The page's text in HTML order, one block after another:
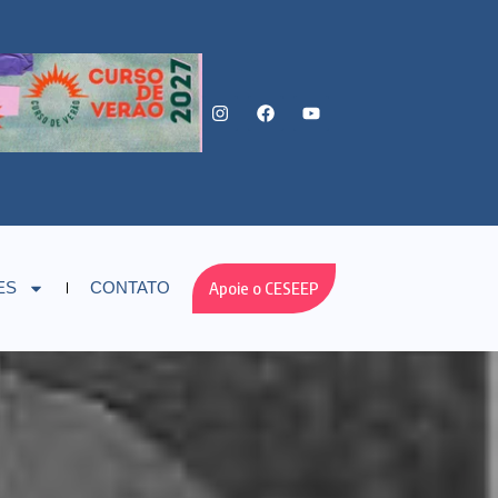
CONTATO Apoie o CESEEP